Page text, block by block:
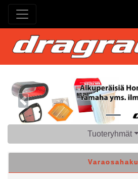
Previous
Tuoteryhmät
Varaosahaku